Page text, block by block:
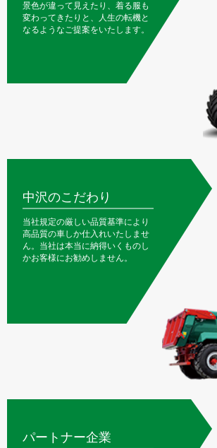
景色が違って見えたり、着る服も
変わってきたりと、人生の転機と
なるようなご提案をいたします。
中沢のこだわり
当社規定の厳しい品質基準により
高品質の車しか仕入れいたしませ
ん。当社は本当に納得いくものし
かお客様にお勧めしません。
パートナー企業